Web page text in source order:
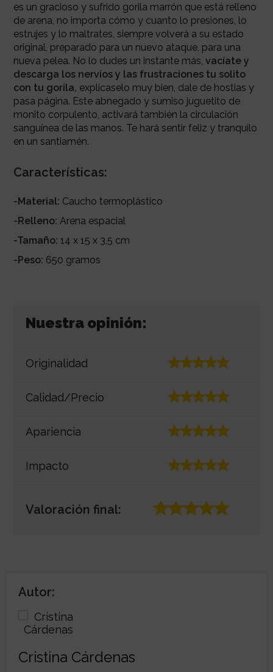
es un gracioso y sufrido gorila marrón que está relleno
de arena, no importa cómo y cuanto lo presiones, lo
estrujes y lo maltrates, siempre volverá a su estado
original, preparado para un nuevo ataque, para una
nueva pelea. No lo dudes un instante más, vacíate y
descarga los nervios y las frustraciones tu solito
con tu gorila, explícaselo muy bien, dale de hostias y
pasa página. Este abnegado y sumiso juguetito de
monito corpulento, activará también la circulación
sanguínea de las manos. Te hará sentir feliz y tranquilo
en un santiamén.
Características:
-Material: Caucho termoplástico
-Relleno: Arena espacial
-Tamaño: 14 x 15 x 3,5 cm
-Peso: 650 gramos
Nuestra opinión:
Originalidad
Calidad/Precio
Apariencia
Impacto
Valoración final:
Autor:
Cristina Cárdenas